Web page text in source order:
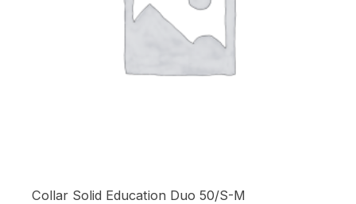
Collar Solid Education Duo 50/S-M